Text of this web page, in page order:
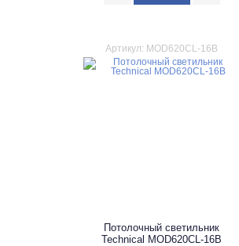
Артикул: MOD620CL-16B
Потолочный светильник
Technical MOD620CL-16B